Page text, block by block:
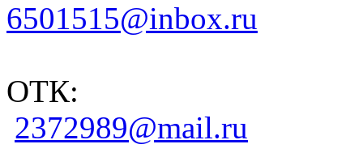
6501515@inbox.ru
ОТК:
2372989@mail.ru